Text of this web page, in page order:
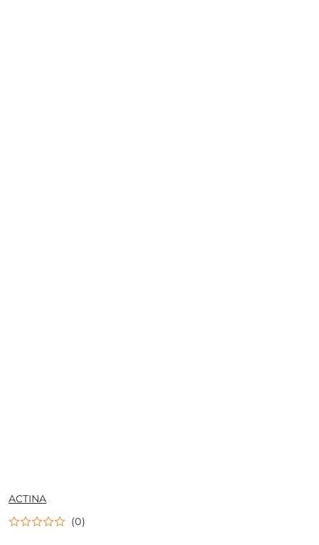
NAZWA
PRODUCENTA:
ACTINA
(0)